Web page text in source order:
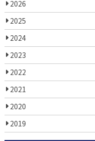
2026
2025
2024
2023
2022
2021
2020
2019